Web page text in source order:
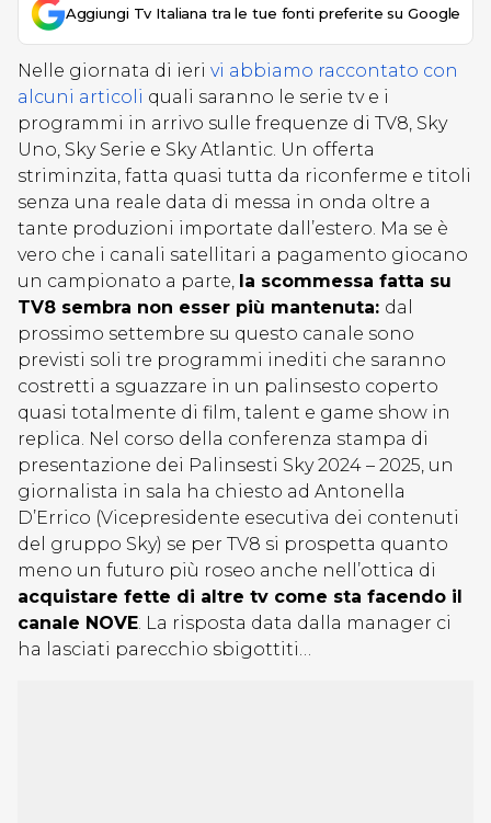
Aggiungi Tv Italiana tra le tue fonti preferite su Google
Nelle giornata di ieri vi abbiamo raccontato con
alcuni articoli quali saranno le serie tv e i
programmi in arrivo sulle frequenze di TV8, Sky
Uno, Sky Serie e Sky Atlantic. Un offerta
striminzita, fatta quasi tutta da riconferme e titoli
senza una reale data di messa in onda oltre a
tante produzioni importate dall’estero. Ma se è
vero che i canali satellitari a pagamento giocano
un campionato a parte, la scommessa fatta su
TV8 sembra non esser più mantenuta: dal
prossimo settembre su questo canale sono
previsti soli tre programmi inediti che saranno
costretti a sguazzare in un palinsesto coperto
quasi totalmente di film, talent e game show in
replica. Nel corso della conferenza stampa di
presentazione dei Palinsesti Sky 2024 – 2025, un
giornalista in sala ha chiesto ad Antonella
D’Errico (Vicepresidente esecutiva dei contenuti
del gruppo Sky) se per TV8 si prospetta quanto
meno un futuro più roseo anche nell’ottica di
acquistare fette di altre tv come sta facendo il
canale NOVE. La risposta data dalla manager ci
ha lasciati parecchio sbigottiti…